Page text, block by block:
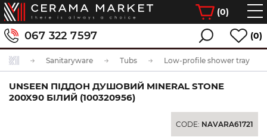
(0)
067 322 7597 (0)
Sanitaryware Tubs Low-profile shower tray
UNSEEN ПІДДОН ДУШОВИЙ MINERAL STONE
200X90 БІЛИЙ (100320956)
CODE: NAVARA61721